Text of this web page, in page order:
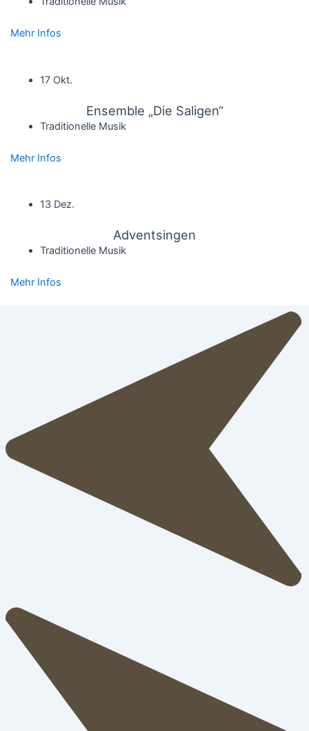
Mehr Infos
17 Okt.
Ensemble „Die Saligen“
Traditionelle Musik
Mehr Infos
13 Dez.
Adventsingen
Traditionelle Musik
Mehr Infos